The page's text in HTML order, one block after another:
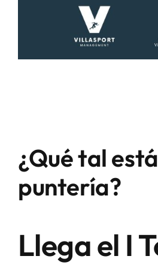
¿Qué tal
puntería?
Llega el I